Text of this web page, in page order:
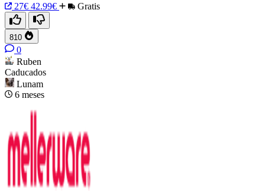
27€ 42.99€ Gratis
810
0
Ruben
Caducados
Lunam
6 meses